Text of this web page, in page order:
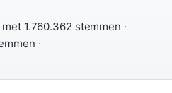
met 1.760.362 stemmen ·
·